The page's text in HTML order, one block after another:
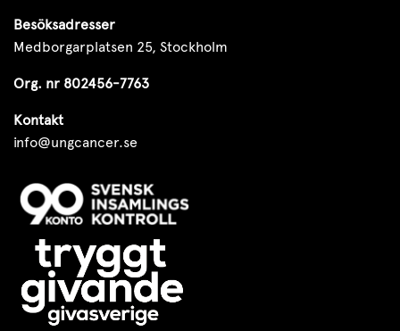
Besöksadresser
Medborgarplatsen 25, Stockholm
Org. nr 802456-7763
Kontakt
info@ungcancer.se